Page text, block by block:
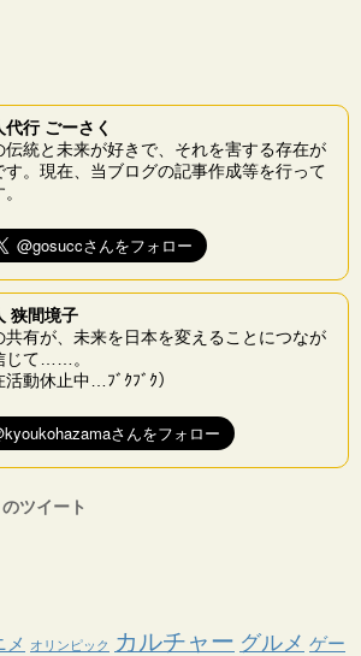
代行 ごーさく
伝統と未来が好きで、それを害する存在が
す。現在、当ブログの記事作成等を行って
狭間境子
共有が、未来を日本を変えることにつなが
じて……。
活動休止中…ﾌﾞｸﾌﾞｸ）
ツイート
メ オリンピック カルチャー グルメ ゲー